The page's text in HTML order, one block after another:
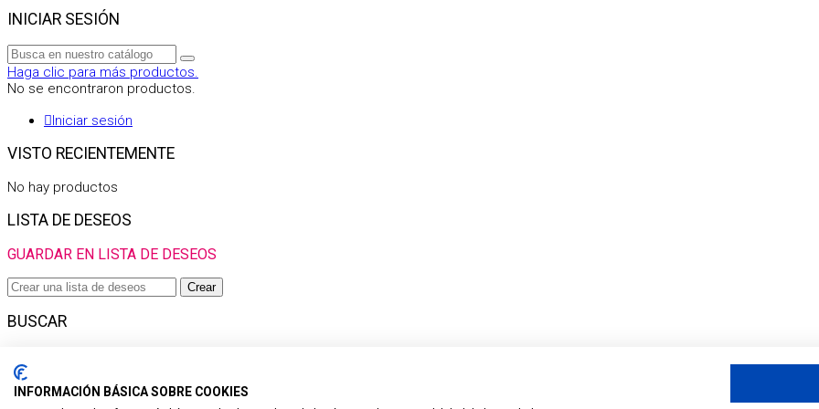
INICIAR SESIÓN
Haga clic para más productos.
No se encontraron productos.
Iniciar sesión
VISTO RECIENTEMENTE
No hay productos
LISTA DE DESEOS
GUARDAR EN LISTA DE DESEOS
Crear
BUSCAR
Haga clic para más productos.
No se encontraron productos.
INFORMACIÓN BÁSICA SOBRE COOKIES